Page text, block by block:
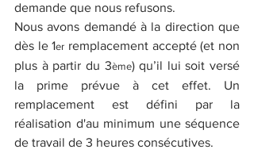
demande que nous refusons.
Nous avons demandé à la direction que
dès le 1er remplacement accepté (et non
plus à partir du 3ème) qu’il lui soit versé
la prime prévue à cet effet. Un
remplacement est défini par la
réalisation d'au minimum une séquence
de travail de 3 heures consécutives.